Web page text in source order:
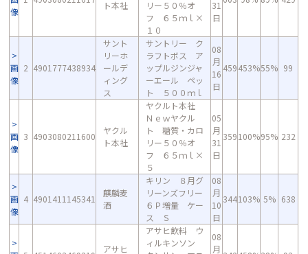
像
ト本社
リー５０％オ
フ ６５ｍｌ×
１０
31
日
画
像
2 4901777438934
サント
リーホ
ールデ
ィング
ス
サントリー ク
ラフトボス ア
ップルジンジャ
ーエール ペッ
ト ５００ｍｌ
08
月
16
日
459453%55% 99
画
像
3 4903080211600
ヤクル
ト本社
ヤクルト本社
Ｎｅｗヤクル
ト 糖質・カロ
リー５０％オ
フ ６５ｍｌ×
５
05
月
31
日
359100%95% 232
画
像
4 4901411145341
麒麟麦
酒
キリン ８月グ
リーンズフリー
６Ｐ増量 ケー
ス Ｓ
08
月
10
日
344103% 5% 638
アサヒ
アサヒ飲料 ウ
ィルキンソン
08
月